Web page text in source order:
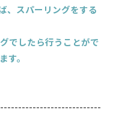
、スパーリングをする
でしたら行うことがで
す。